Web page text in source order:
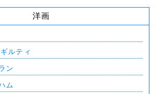
洋画
ルティ
ン
ム